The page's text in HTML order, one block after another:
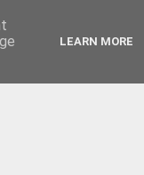
LEARN MORE